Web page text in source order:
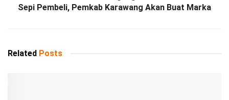
Sepi Pembeli, Pemkab Karawang Akan Buat Marka
Related Posts